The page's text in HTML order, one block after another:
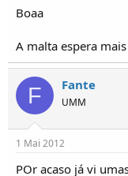
Boaa
A malta espera
F Fante
UMM
1 Mai 2012
POr acaso já vi